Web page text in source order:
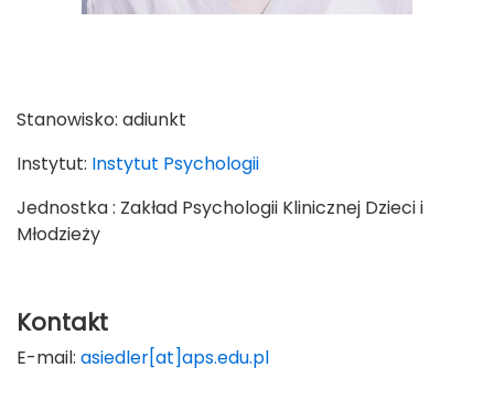
Stanowisko: adiunkt
Instytut: Instytut Psychologii
Jednostka : Zakład Psychologii Klinicznej Dzieci i
Młodzieży
Kontakt
E-mail: asiedler[at]aps.edu.pl